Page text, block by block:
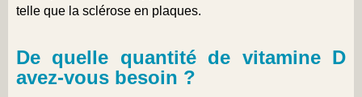
telle que la sclérose en plaques.
De quelle quantité de vitamine D
avez-vous besoin ?